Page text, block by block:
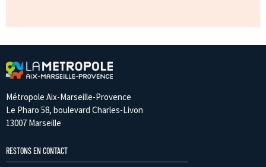
Métropole Aix-Marseille-Provence
Le Pharo 58, boulevard Charles-Livon
13007 Marseille
RESTONS EN CONTACT